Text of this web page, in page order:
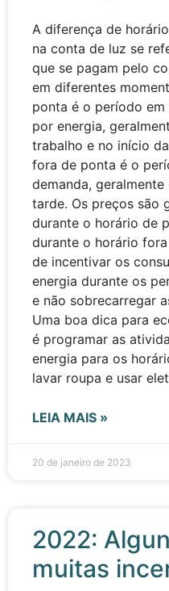
A diferença de
na conta de luz se
que se pagam pelo
em diferentes
ponta é o período em
por energia,
trabalho e no início
fora de ponta é o
demanda,
tarde. Os preços são
durante o horário de
durante o horário
de incentivar os
energia durante os
e não sobrecarregar
Uma boa dica para
é programar as
energia para os
lavar roupa e usar
LEIA MAIS »
20 de janeiro de 2023
2022:
muitas